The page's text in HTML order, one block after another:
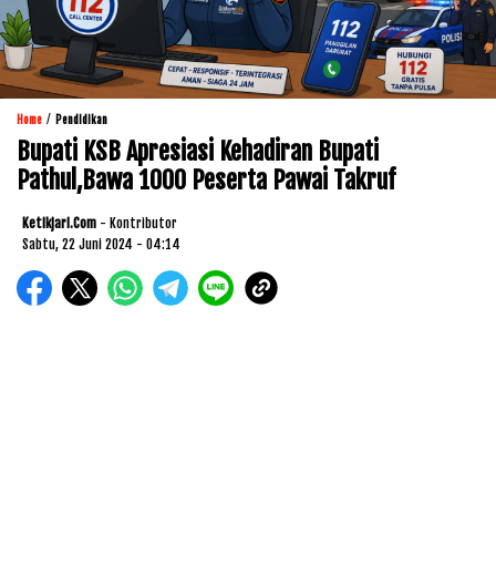
Home / Pendidikan
Bupati KSB Apresiasi Kehadiran Bupati
Pathul,Bawa 1000 Peserta Pawai Takruf
Ketikjari.com - Kontributor
Sabtu, 22 Juni 2024 - 04:14